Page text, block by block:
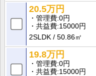
20.5万円
管理費 0円
共益費 15000円
2SLDK
50.86㎡
19.8万円
管理費 0円
共益費 15000円